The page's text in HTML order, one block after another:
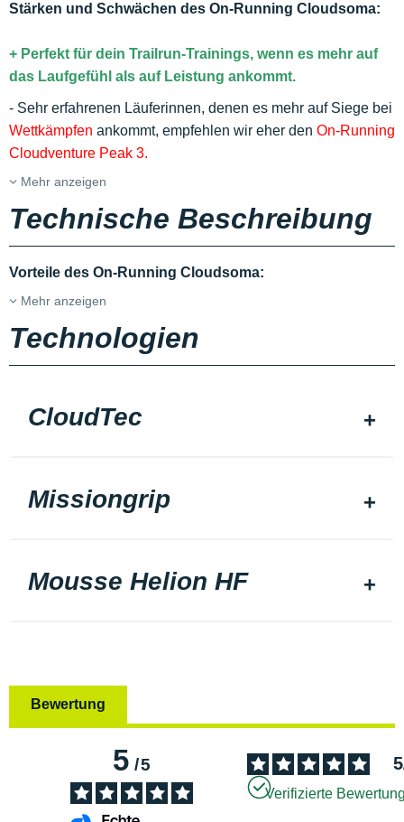
Stärken und Schwächen des On-Running Cloudsoma:
+ Perfekt für dein Trailrun-Trainings, wenn es mehr auf
das Laufgefühl als auf Leistung ankommt.
- Sehr erfahrenen Läuferinnen, denen es mehr auf Siege bei
Wettkämpfen ankommt, empfehlen wir eher den On-Running
Cloudventure Peak 3.
Mehr anzeigen
Technische Beschreibung
Vorteile des On-Running Cloudsoma:
Mehr anzeigen
Technologien
CloudTec
Missiongrip
Mousse Helion HF
Bewertung
5/5 5
Verifizierte